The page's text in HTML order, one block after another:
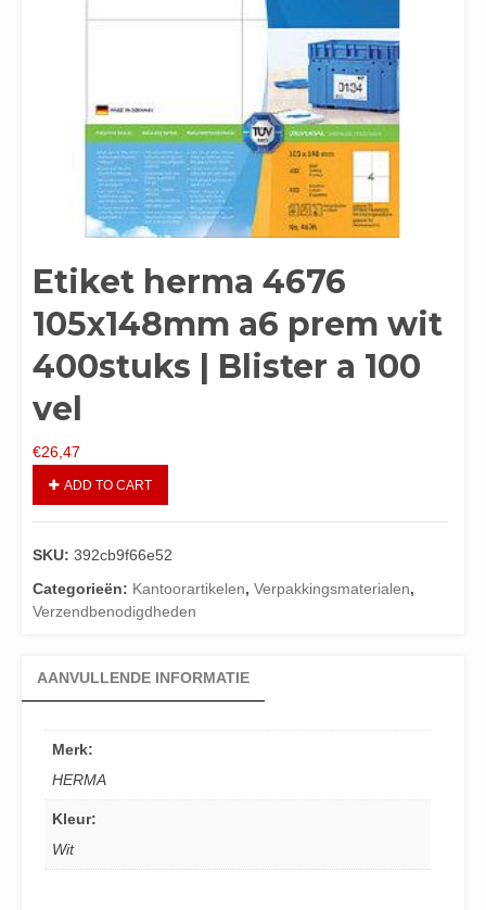
Etiket herma 4676
105x148mm a6 prem wit
400stuks | Blister a 100
vel
€26,47
ADD TO CART
SKU: 392cb9f66e52
Categorieën: Kantoorartikelen, Verpakkingsmaterialen,
Verzendbenodigdheden
AANVULLENDE INFORMATIE
Merk:
HERMA
Kleur:
Wit